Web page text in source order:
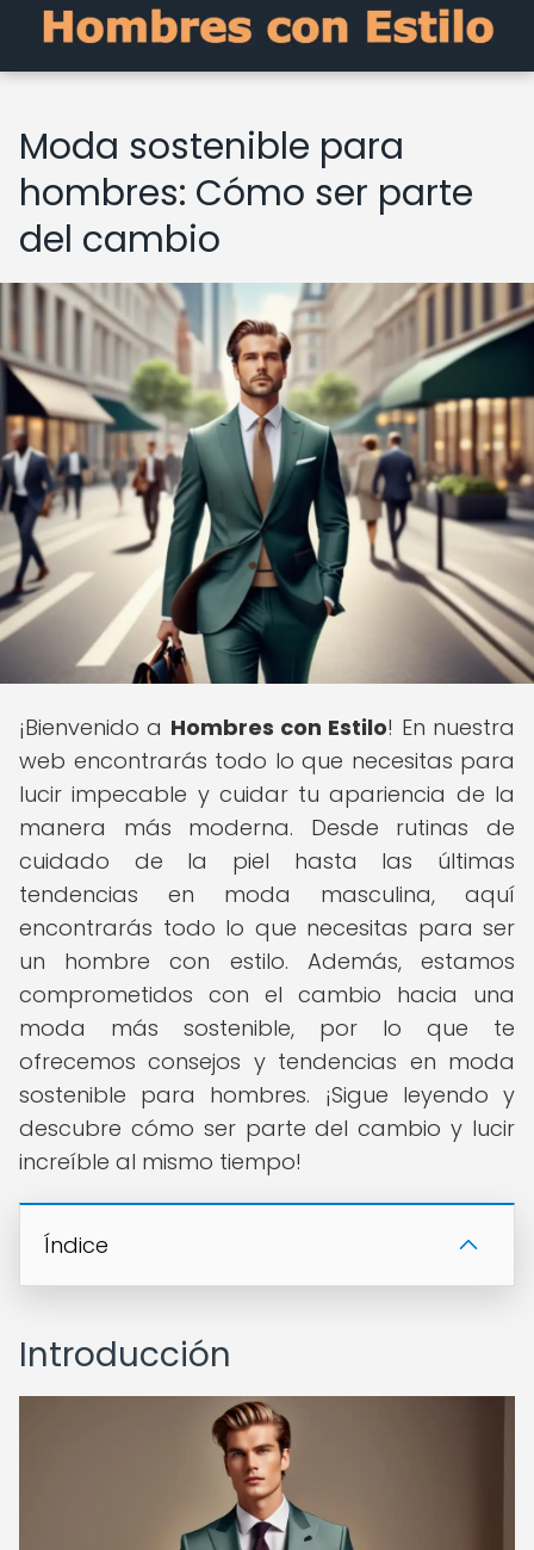
Moda sostenible para
hombres: Cómo ser parte
del cambio
¡Bienvenido a Hombres con Estilo! En nuestra
web encontrarás todo lo que necesitas para
lucir impecable y cuidar tu apariencia de la
manera más moderna. Desde rutinas de
cuidado de la piel hasta las últimas
tendencias en moda masculina, aquí
encontrarás todo lo que necesitas para ser
un hombre con estilo. Además, estamos
comprometidos con el cambio hacia una
moda más sostenible, por lo que te
ofrecemos consejos y tendencias en moda
sostenible para hombres. ¡Sigue leyendo y
descubre cómo ser parte del cambio y lucir
increíble al mismo tiempo!
Índice
Introducción